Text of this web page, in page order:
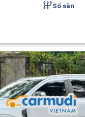
Số sàn